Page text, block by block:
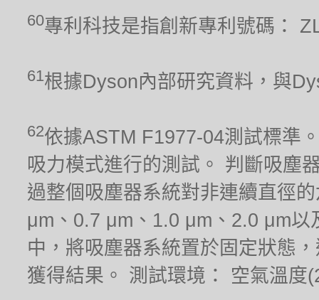
60專利科技是指創新專利號碼：
61根據Dyson內部研究資料，與
62依據ASTM F1977-04測試標準
吸力模式進行的測試。 判斷吸塵
過整個吸塵器系統對非連續直徑
μm、0.7 μm、1.0 μm、2.0 μm
中，將吸塵器系統置於固定狀態
獲得結果。 測試環境： 空氣溫度